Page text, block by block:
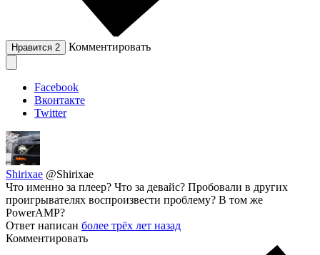
Нравится 2 Комментировать
Facebook
Вконтакте
Twitter
Shirixae @Shirixae
Что именно за плеер? Что за девайс? Пробовали в других
проигрывателях воспроизвести проблему? В том же
PowerAMP?
Ответ написан более трёх лет назад
Комментировать